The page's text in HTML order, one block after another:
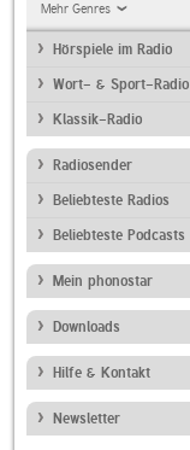
Mehr Genres
Hörspiele im Radio
Wort- & Sport-Radio
Klassik-Radio
Radiosender
Beliebteste Radios
Beliebteste Podcasts
Mein phonostar
Downloads
Hilfe & Kontakt
Newsletter